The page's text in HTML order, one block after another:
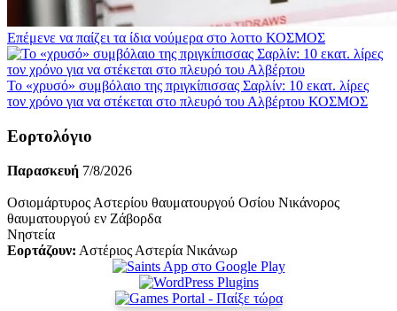
Επέμενε να παίζει τα ίδια νούμερα στο λοττο ΚΟΣΜΟΣ
Το «χρυσό» συμβόλαιο της πριγκίπισσας Σαρλίν: 10 εκατ. λίρες
τον χρόνο για να στέκεται στο πλευρό του Αλβέρτου ΚΟΣΜΟΣ
Εορτολόγιο
Παρασκευή 7/8/2026
Οσιομάρτυρος Αστερίου θαυματουργού Οσίου Νικάνορος
θαυματουργού εν Ζάβορδα
Νηστεία
Εορτάζουν: Αστέριος Αστερία Νικάνωρ